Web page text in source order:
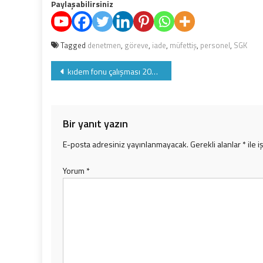
Paylaşabilirsiniz
Tagged denetmen, göreve, iade, müfettiş, personel, SGK
Yazı
kıdem fonu çalışması 2017'de start alacak
Bir yanıt yazın
E-posta adresiniz yayınlanmayacak.Gerekli alanlar*ile
Yorum *